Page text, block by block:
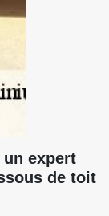
un expert
de toit